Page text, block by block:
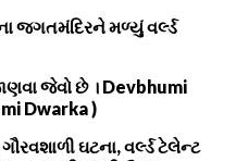
જગતમંદિરને મળ્યું વર્લ્ડ
જેવો છે । Devbhumi
Dwarka )
ઘટના, વર્લ્ડ ટેલેન્ટ